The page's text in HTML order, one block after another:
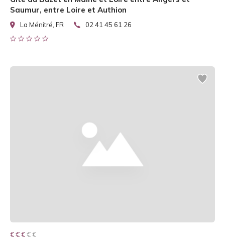
Saumur, entre Loire et Authion
La Ménitré, FR 02 41 45 61 26
€ € € € €
€ € €